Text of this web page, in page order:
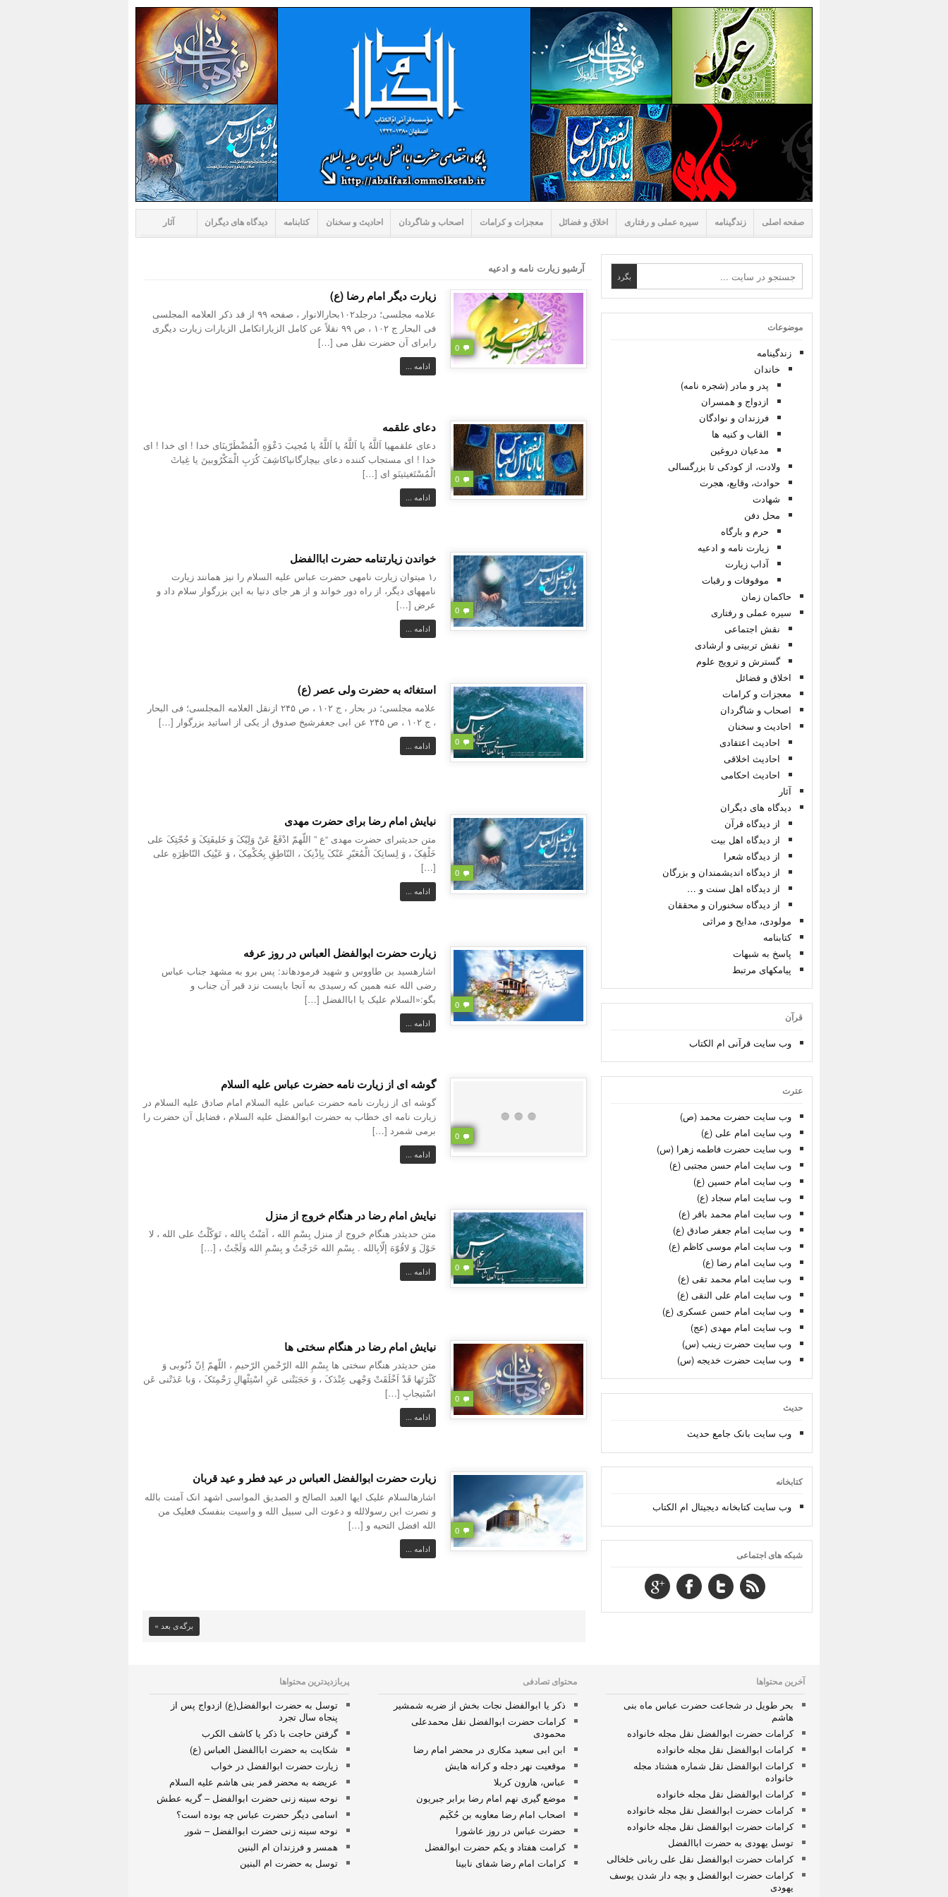
صفحه اصلی زندگینامه سیره عملی و رفتاری اخلاق و فضائل معجزات و کرامات اصحاب و شاگردان احادیث و سخنان کتابنامه دیدگاه های دیگران آثار
آرشیو زیارت نامه و ادعیه
0
زیارت دیگر امام رضا (ع)
علامه مجلسی؛ درجلد۱۰۲بحارالانوار ، صفحه ۹۹ از قد ذکر العلامه المجلسی
فی البحار ج ۱۰۲ ، ص ۹۹ نقلاً عن کامل الزیاراتکامل الزیارات زیارت دیگری
رابرای آن حضرت نقل می […]
ادامه ...
0
دعای علقمه
دعای علقمهیا اَللَّهُ یا اَللَّهُ یا اَللَّهُ یا مُجیبَ دَعْوَهِ الْمُضْطَرّینَای خدا ! ای خدا ! ای
خدا ! ای مستجاب کننده دعای بیچارگانیاکاشِفَ کُرَبِ الْمَکْرُوبینَ یا غِیاثَ
الْمُسْتَغیثینَو ای […]
ادامه ...
0
خواندن زیارتنامه حضرت اباالفضل
۱٫ میتوان زیارت نامهی حضرت عباس علیه السلام را نیز همانند زیارت
نامههای دیگر، از راه دور خواند و از هر جای دنیا به این بزرگوار سلام داد و
عرض […]
ادامه ...
0
استغاثه به حضرت ولی عصر (ع)
علامه مجلسی؛ در بحار ، ج ۱۰۲ ، ص ۲۴۵ ازنقل العلامه المجلسی؛ فی البحار
، ج ۱۰۲ ، ص ۲۴۵ عن ابی جعفرشیخ صدوق از یکی از اساتید بزرگوار […]
ادامه ...
0
نیایش امام رضا برای حضرت مهدی
متن حدیثبرای حضرت مهدی “ع ” اللّهمّ ادْفَعْ عَنْ وَلِیّکَ وَ خَلیفَتِکَ وَ حُجّتِکَ علی
خَلْقِکَ ، وَ لِسانِکَ الْمُعَبّرِ عَنْکَ بِاِذْنِکَ ، النّاطِقِ بِحُکْمِکَ ، وَ عَیْنِک النّاظِرَهِ علی
[…]
ادامه ...
0
زیارت حضرت ابوالفضل العباس در روز عرفه
اشارهسید بن طاووس و شهید فرمودهاند: پس برو به مشهد جناب عباس
رضی الله عنه همین که رسیدی به آنجا بایست نزد قبر آن جناب و
بگو:«السلام علیک یا اباالفضل […]
ادامه ...
0
گوشه ای از زیارت نامه حضرت عباس علیه السلام
گوشه ای از زیارت نامه حضرت عباس علیه السلام امام صادق علیه السلام در
زیارت نامه ای خطاب به حضرت ابوالفضل علیه السلام ، فضایل آن حضرت را
برمی شمرد […]
ادامه ...
0
نیایش امام رضا در هنگام خروج از منزل
متن حدیثدر هنگام خروج از منزل بِسْمِ الله ، آمَنْتُ بِالله ، تَوَکّلْتُ علی الله ، لا
حَوْلَ وَ لاقُوّهَ إلّابِالله . بِسْمِ الله خَرَجْتُ و بِسْمِ الله وَلَجْتُ ، […]
ادامه ...
0
نیایش امام رضا در هنگام سختی ها
متن حدیثدر هنگام سختی ها بِسْمِ الله الرّحْمنِ الرّحیمِ ، اللّهمّ اِنّ ذُنُوبی وَ
کَثْرَتَها قَدْ اَخْلَقَتْ وَجْهی عِنْدَکَ ، وَ حَجَبَتْنی عَنِ اسْتِئْهالِ رَحْمِتَکَ ، وَبا عَدَتْنی عَن
اسْتیجابِ […]
ادامه ...
0
زیارت حضرت ابوالفضل العباس در عید فطر و عید قربان
اشارهالسلام علیک ایها العبد الصالح و الصدیق المواسی اشهد انک آمنت بالله
و نصرت ابن رسولالله و دعوت الی سبیل الله و واسیت بنفسک فعلیک من
الله افضل التحیه و […]
ادامه ...
برگه‌ی بعد »
موضوعات
زندگینامه
خاندان
پدر و مادر (شجره نامه)
ازدواج و همسران
فرزندان و نوادگان
القاب و کنیه ها
مدعیان دروغین
ولادت، از کودکی تا بزرگسالی
حوادث، وقایع، هجرت
شهادت
محل دفن
حرم و بارگاه
زیارت نامه و ادعیه
آداب زیارت
موقوفات و رقبات
حاکمان زمان
سیره عملی و رفتاری
نقش اجتماعی
نقش تربیتی و ارشادی
گسترش و ترویج علوم
اخلاق و فضائل
معجزات و کرامات
اصحاب و شاگردان
احادیث و سخنان
احادیث اعتقادی
احادیث اخلاقی
احادیث احکامی
آثار
دیدگاه های دیگران
از دیدگاه قرآن
از دیدگاه اهل بیت
از دیدگاه شعرا
از دیدگاه اندیشمندان و بزرگان
از دیدگاه اهل سنت و …
از دیدگاه سخنوران و محققان
مولودی، مدایح و مراثی
کتابنامه
پاسخ به شبهات
پیامکهای مرتبط
قرآن
وب سایت قرآنی ام الکتاب
عترت
وب سایت حضرت محمد (ص)
وب سایت امام علی (ع)
وب سایت حضرت فاطمه زهرا (س)
وب سایت امام حسن مجتبی (ع)
وب سایت امام حسین (ع)
وب سایت امام سجاد (ع)
وب سایت امام محمد باقر (ع)
وب سایت امام جعفر صادق (ع)
وب سایت امام موسی کاظم (ع)
وب سایت امام رضا (ع)
وب سایت امام محمد تقی (ع)
وب سایت امام علی النقی (ع)
وب سایت امام حسن عسکری (ع)
وب سایت امام مهدی (عج)
وب سایت حضرت زینب (س)
وب سایت حضرت خدیجه (س)
حدیث
وب سایت بانک جامع حدیث
کتابخانه
وب سایت کتابخانه دیجیتال ام الکتاب
شبکه های اجتماعی
آخرین محتواها
بحر طویل در شجاعت حضرت عباس ماه بنی
هاشم
کرامات حضرت ابوالفضل نقل مجله خانواده
کرامات ابوالفضل نقل مجله خانواده
کرامات ابوالفضل نقل شماره هشتاد مجله
خانواده
کرامات ابوالفضل نقل مجله خانواده
کرامات حضرت ابوالفضل نقل مجله خانواده
کرامات حضرت ابوالفضل نقل مجله خانواده
توسل یهودی به حضرت اباالفضل
کرامات حضرت ابوالفضل نقل علی ربانی خلخالی
کرامات حضرت ابوالفضل و بچه دار شدن یوسف
یهودی
محتوای تصادفی
ذکر یا ابوالفضل نجات بخش از ضربه شمشیر
کرامات حضرت ابوالفضل نقل محمدعلی
محمودی
ابن ابی سعید مکاری در محضر امام رضا
موقعیت نهر دجله و کرانه هایش
عباس، هارون کربلا
موضع گیری نهم امام رضا برابر جبریون
اصحاب امام رضا معاویه بن حُکَیم
حضرت عباس در روز عاشورا
کرامت هفتاد و یکم حضرت ابوالفضل
کرامات امام رضا شفای نابینا
پربازدیدترین محتواها
توسل به حضرت ابوالفضل(ع) ازدواج پس از
پنجاه سال تجرد
گرفتن حاجت با ذکر یا کاشف الکرب
شکایت به حضرت اباالفضل العباس (ع)
زیارت حضرت ابوالفضل در خواب
عریضه به محضر قمر بنى هاشم علیه السلام
نوحه سینه زنی حضرت ابوالفضل – گریه عطش
اسامی دیگر حضرت عباس چه بوده است؟
نوحه سینه زنی حضرت ابوالفضل – شور
همسر و فرزندان ام البنین
توسل به حضرت ام البنین